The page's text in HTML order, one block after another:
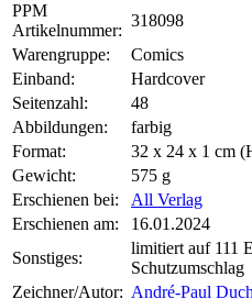
PPM
Artikelnummer:
318098
Warengruppe:
Comics
Einband:
Hardcover
Seitenzahl:
48
Abbildungen:
farbig
Format:
32 x 24 x 1 cm
Gewicht:
575 g
Erschienen bei:
All Verlag
Erschienen am:
16.01.2024
Sonstiges:
limitiert auf 111
Schutzumschlag
Zeichner/Autor: André-Paul